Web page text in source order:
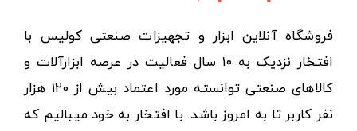
فروشگاه آنلاین ابزار و تجهیزات صنعتی کولیس با
افتخار نزدیک به ۱۰ سال فعالیت در عرصه ابزارآلات و
کالاهای صنعتی توانسته مورد اعتماد بیش از ۱۲۰ هزار
نفر کاربر تا به امروز باشد. با افتخار به خود میبالیم که